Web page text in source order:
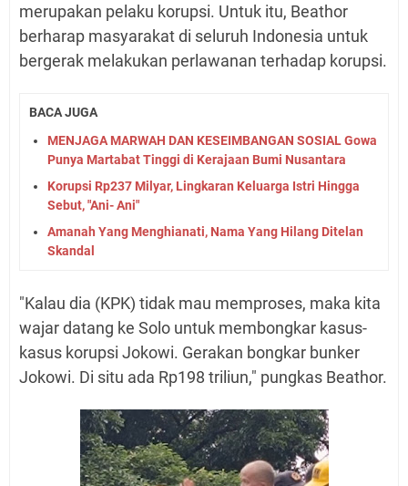
merupakan pelaku korupsi. Untuk itu, Beathor
berharap masyarakat di seluruh Indonesia untuk
bergerak melakukan perlawanan terhadap korupsi.
BACA JUGA
MENJAGA MARWAH DAN KESEIMBANGAN SOSIAL Gowa
Punya Martabat Tinggi di Kerajaan Bumi Nusantara
Korupsi Rp237 Milyar, Lingkaran Keluarga Istri Hingga
Sebut, "Ani- Ani"
Amanah Yang Menghianati, Nama Yang Hilang Ditelan
Skandal
"Kalau dia (KPK) tidak mau memproses, maka kita
wajar datang ke Solo untuk membongkar kasus-
kasus korupsi Jokowi. Gerakan bongkar bunker
Jokowi. Di situ ada Rp198 triliun," pungkas Beathor.